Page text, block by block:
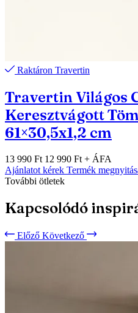
Raktáron Travertin
Travertin Világos
Keresztvágott
61×30,5x1,2 cm
13 990 Ft 12 990 Ft + ÁFA
Ajánlatot kérek Termék
További ötletek
Kapcsolódó
Előző Következő